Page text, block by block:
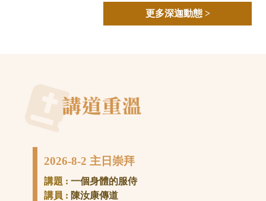
更多深迦動態 >
2026-8-2 主日崇拜
講題 :一個身體的服侍
講員 : 陳汝康傳道